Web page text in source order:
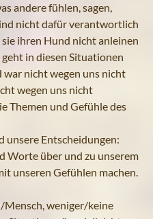
andere fühlen, sagen,
nicht dafür verantwortlich
sie ihren Hund nicht anleinen
in diesen Situationen
war nicht wegen uns nicht
wegen uns nicht
Themen und Gefühle des
unsere Entscheidungen:
Worte über und zu unserem
unseren Gefühlen machen.
Mensch, weniger/keine